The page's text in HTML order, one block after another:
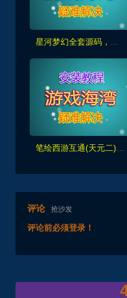
评论 抢沙发
评论前必须登录！